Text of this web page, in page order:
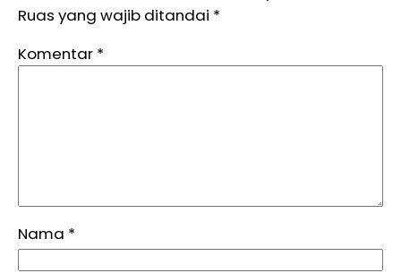
Ruas yang wajib ditandai *
Komentar *
Nama *